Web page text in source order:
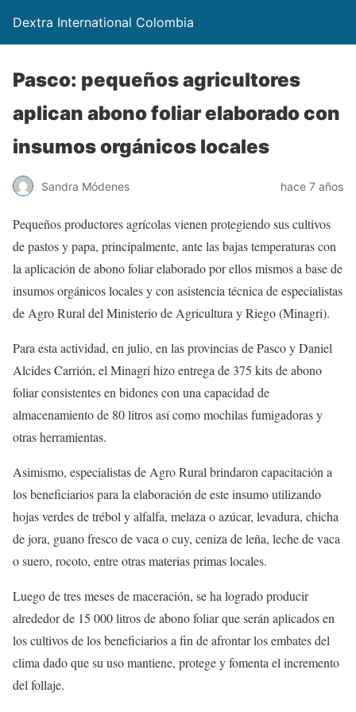
Dextra International Colombia
Pasco: pequeños agricultores
aplican abono foliar elaborado con
insumos orgánicos locales
Sandra Módenes hace 7 años
Pequeños productores agrícolas vienen protegiendo sus cultivos
de pastos y papa, principalmente, ante las bajas temperaturas con
la aplicación de abono foliar elaborado por ellos mismos a base de
insumos orgánicos locales y con asistencia técnica de especialistas
de Agro Rural del Ministerio de Agricultura y Riego (Minagri).
Para esta actividad, en julio, en las provincias de Pasco y Daniel
Alcides Carrión, el Minagri hizo entrega de 375 kits de abono
foliar consistentes en bidones con una capacidad de
almacenamiento de 80 litros así como mochilas fumigadoras y
otras herramientas.
Asimismo, especialistas de Agro Rural brindaron capacitación a
los beneficiarios para la elaboración de este insumo utilizando
hojas verdes de trébol y alfalfa, melaza o azúcar, levadura, chicha
de jora, guano fresco de vaca o cuy, ceniza de leña, leche de vaca
o suero, rocoto, entre otras materias primas locales.
Luego de tres meses de maceración, se ha logrado producir
alrededor de 15 000 litros de abono foliar que serán aplicados en
los cultivos de los beneficiarios a fin de afrontar los embates del
clima dado que su uso mantiene, protege y fomenta el incremento
del follaje.